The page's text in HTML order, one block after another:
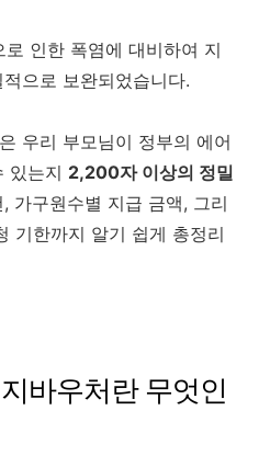
인한 폭염에 대비하여 지
으로 보완되었습니다.
우리 부모님이 정부의 에어
있는지 2,200자 이상의 정밀
가구원수별 지급 금액, 그리
기한까지 알기 쉽게 총정리
바우처란 무엇인